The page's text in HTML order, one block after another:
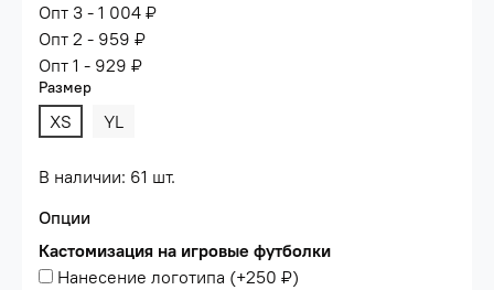
Опт 3 - 1 004 ₽
Опт 2 - 959 ₽
Опт 1 - 929 ₽
Размер
XS YL
В наличии: 61 шт.
Опции
Кастомизация на игровые футболки
Нанесение логотипа (+250 ₽)